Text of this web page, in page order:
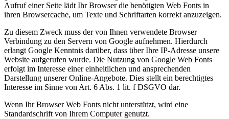
Aufruf einer Seite lädt Ihr Browser die benötigten Web Fonts in
ihren Browsercache, um Texte und Schriftarten korrekt anzuzeigen.
Zu diesem Zweck muss der von Ihnen verwendete Browser
Verbindung zu den Servern von Google aufnehmen. Hierdurch
erlangt Google Kenntnis darüber, dass über Ihre IP-Adresse unsere
Website aufgerufen wurde. Die Nutzung von Google Web Fonts
erfolgt im Interesse einer einheitlichen und ansprechenden
Darstellung unserer Online-Angebote. Dies stellt ein berechtigtes
Interesse im Sinne von Art. 6 Abs. 1 lit. f DSGVO dar.
Wenn Ihr Browser Web Fonts nicht unterstützt, wird eine
Standardschrift von Ihrem Computer genutzt.